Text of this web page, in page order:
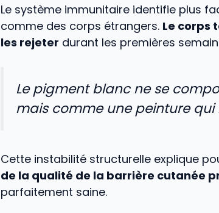
Le système immunitaire identifie plus
comme des corps étrangers. Le corps
les rejeter durant les premières
Le pigment blanc ne se
mais comme une peinture qui
Cette instabilité structurelle explique
de la qualité de la barrière cutanée
parfaitement saine.